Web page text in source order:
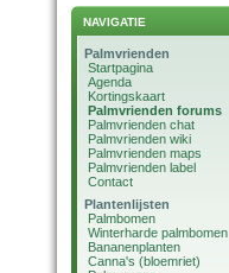
NAVIGATIE
Palmvrienden
Startpagina
Agenda
Kortingskaart
Palmvrienden forums
Palmvrienden chat
Palmvrienden wiki
Palmvrienden maps
Palmvrienden label
Contact
Plantenlijsten
Palmbomen
Winterharde palmbomen
Bananenplanten
Canna's (bloemriet)